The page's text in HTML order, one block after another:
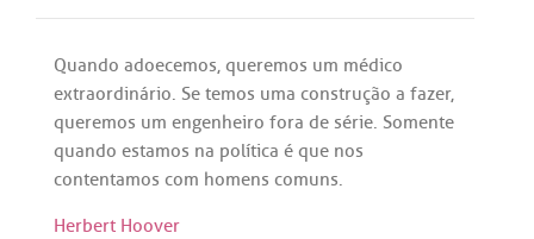
Quando adoecemos, queremos um médico
extraordinário. Se temos uma construção a fazer,
queremos um engenheiro fora de série. Somente
quando estamos na política é que nos
contentamos com homens comuns.
Herbert Hoover